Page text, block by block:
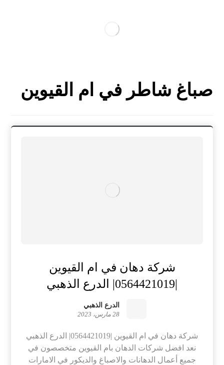
صباغ شاطر في ام القيوين
شركة دهان في ام القيوين
الدرع الذهبي
28 مارس، 2023
شركة دهان في ام القيوين |0564421019| الدرع الذهبي
نعد افضل شركات الدهان بام القيوين متخصصون في
جميع أعمال الدهانات والاصباغ والديكور في الامارات